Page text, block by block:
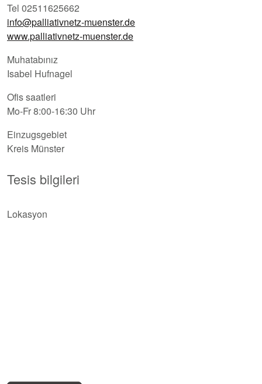
Tel 02511625662
info@palliativnetz-muenster.de
www.palliativnetz-muenster.de
Muhatabınız
Isabel Hufnagel
Ofis saatleri
Mo-Fr 8:00-16:30 Uhr
Einzugsgebiet
Kreis Münster
Tesis bilgileri
Lokasyon